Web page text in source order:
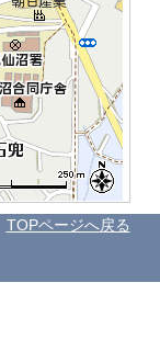
TOPページへ戻る